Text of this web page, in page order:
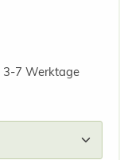
3-7 Werktage